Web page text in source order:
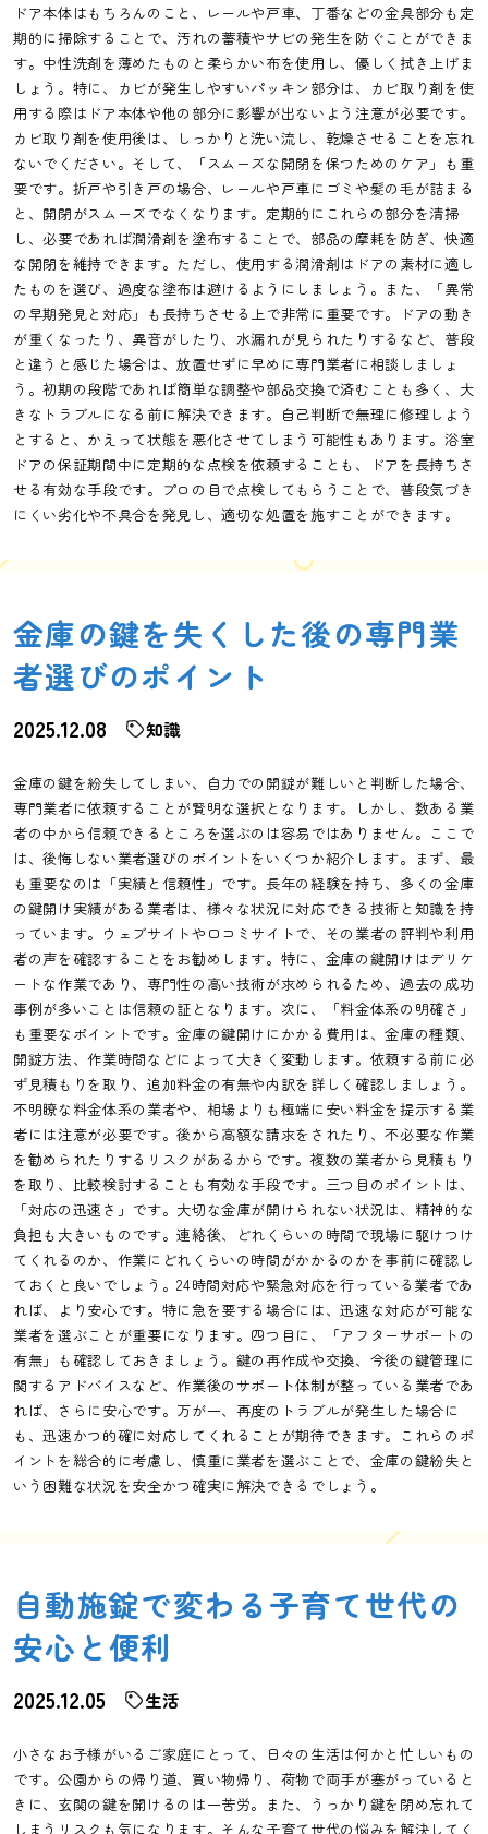
ドア本体はもちろんのこと、レールや戸車、丁番などの金具部分も定
期的に掃除することで、汚れの蓄積やサビの発生を防ぐことができま
す。中性洗剤を薄めたものと柔らかい布を使用し、優しく拭き上げま
しょう。特に、カビが発生しやすいパッキン部分は、カビ取り剤を使
用する際はドア本体や他の部分に影響が出ないよう注意が必要です。
カビ取り剤を使用後は、しっかりと洗い流し、乾燥させることを忘れ
ないでください。そして、「スムーズな開閉を保つためのケア」も重
要です。折戸や引き戸の場合、レールや戸車にゴミや髪の毛が詰まる
と、開閉がスムーズでなくなります。定期的にこれらの部分を清掃
し、必要であれば潤滑剤を塗布することで、部品の摩耗を防ぎ、快適
な開閉を維持できます。ただし、使用する潤滑剤はドアの素材に適し
たものを選び、過度な塗布は避けるようにしましょう。また、「異常
の早期発見と対応」も長持ちさせる上で非常に重要です。ドアの動き
が重くなったり、異音がしたり、水漏れが見られたりするなど、普段
と違うと感じた場合は、放置せずに早めに専門業者に相談しましょ
う。初期の段階であれば簡単な調整や部品交換で済むことも多く、大
きなトラブルになる前に解決できます。自己判断で無理に修理しよう
とすると、かえって状態を悪化させてしまう可能性もあります。浴室
ドアの保証期間中に定期的な点検を依頼することも、ドアを長持ちさ
せる有効な手段です。プロの目で点検してもらうことで、普段気づき
にくい劣化や不具合を発見し、適切な処置を施すことができます。
金庫の鍵を失くした後の専門業
者選びのポイント
2025.12.08 知識
金庫の鍵を紛失してしまい、自力での開錠が難しいと判断した場合、
専門業者に依頼することが賢明な選択となります。しかし、数ある業
者の中から信頼できるところを選ぶのは容易ではありません。ここで
は、後悔しない業者選びのポイントをいくつか紹介します。まず、最
も重要なのは「実績と信頼性」です。長年の経験を持ち、多くの金庫
の鍵開け実績がある業者は、様々な状況に対応できる技術と知識を持
っています。ウェブサイトや口コミサイトで、その業者の評判や利用
者の声を確認することをお勧めします。特に、金庫の鍵開けはデリケ
ートな作業であり、専門性の高い技術が求められるため、過去の成功
事例が多いことは信頼の証となります。次に、「料金体系の明確さ」
も重要なポイントです。金庫の鍵開けにかかる費用は、金庫の種類、
開錠方法、作業時間などによって大きく変動します。依頼する前に必
ず見積もりを取り、追加料金の有無や内訳を詳しく確認しましょう。
不明瞭な料金体系の業者や、相場よりも極端に安い料金を提示する業
者には注意が必要です。後から高額な請求をされたり、不必要な作業
を勧められたりするリスクがあるからです。複数の業者から見積もり
を取り、比較検討することも有効な手段です。三つ目のポイントは、
「対応の迅速さ」です。大切な金庫が開けられない状況は、精神的な
負担も大きいものです。連絡後、どれくらいの時間で現場に駆けつけ
てくれるのか、作業にどれくらいの時間がかかるのかを事前に確認し
ておくと良いでしょう。24時間対応や緊急対応を行っている業者であ
れば、より安心です。特に急を要する場合には、迅速な対応が可能な
業者を選ぶことが重要になります。四つ目に、「アフターサポートの
有無」も確認しておきましょう。鍵の再作成や交換、今後の鍵管理に
関するアドバイスなど、作業後のサポート体制が整っている業者であ
れば、さらに安心です。万が一、再度のトラブルが発生した場合に
も、迅速かつ的確に対応してくれることが期待できます。これらのポ
イントを総合的に考慮し、慎重に業者を選ぶことで、金庫の鍵紛失と
いう困難な状況を安全かつ確実に解決できるでしょう。
自動施錠で変わる子育て世代の
安心と便利
2025.12.05 生活
小さなお子様がいるご家庭にとって、日々の生活は何かと忙しいもの
です。公園からの帰り道、買い物帰り、荷物で両手が塞がっていると
きに、玄関の鍵を開けるのは一苦労。また、うっかり鍵を閉め忘れて
しまうリスクも気になります。そんな子育て世代の悩みを解決してく